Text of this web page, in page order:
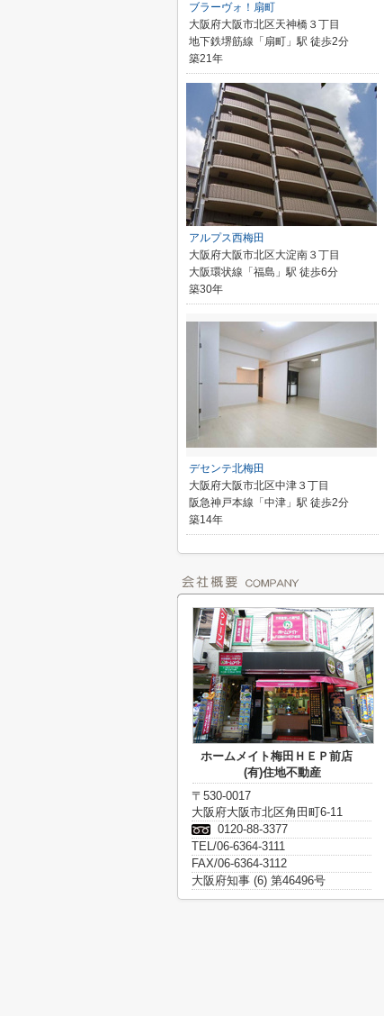
ブラーヴォ！扇町
大阪府大阪市北区天神橋３丁目
地下鉄堺筋線「扇町」駅 徒歩2分
築21年
アルプス西梅田
大阪府大阪市北区大淀南３丁目
大阪環状線「福島」駅 徒歩6分
築30年
デセンテ北梅田
大阪府大阪市北区中津３丁目
阪急神戸本線「中津」駅 徒歩2分
築14年
ホームメイト梅田ＨＥＰ前店
(有)住地不動産
〒530-0017
大阪府大阪市北区角田町6-11
0120-88-3377
TEL/06-6364-3111
FAX/06-6364-3112
大阪府知事 (6) 第46496号